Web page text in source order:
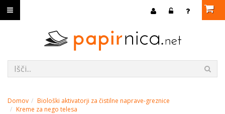
Domov
Biološki aktivatorji za čistilne naprave-greznice
Kreme za nego telesa